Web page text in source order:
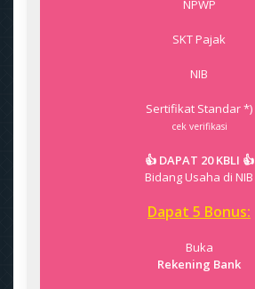
NPWP
SKT Pajak
NIB
Sertifikat Standar *)
cek verifikasi
👍 DAPAT 20 KBLI 👍
Bidang Usaha di NIB
Dapat 5 Bonus:
Buka
Rekening Bank